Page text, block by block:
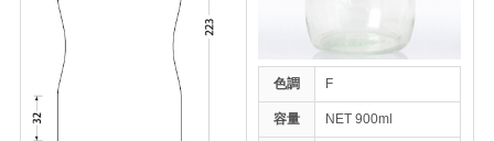
採用情報
お問い合わせ Contact 色調 F
容量 NET 900ml